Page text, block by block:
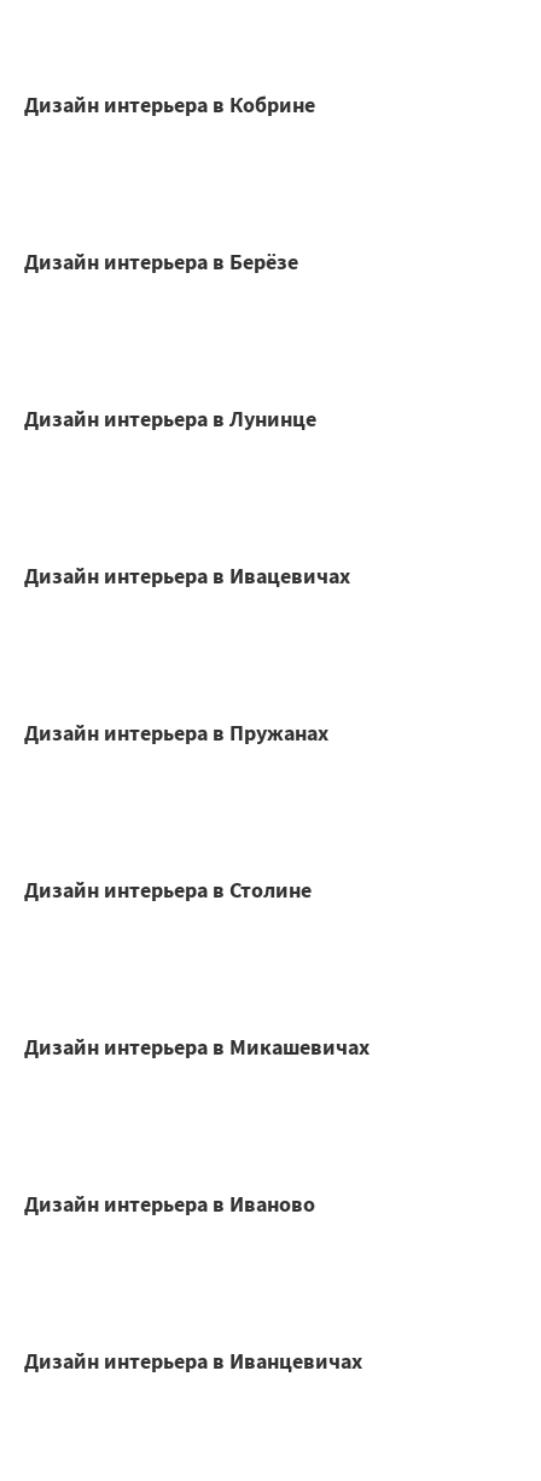
Дизайн интерьера в Кобрине
Дизайн интерьера в Берёзе
Дизайн интерьера в Лунинце
Дизайн интерьера в Ивацевичах
Дизайн интерьера в Пружанах
Дизайн интерьера в Столине
Дизайн интерьера в Микашевичах
Дизайн интерьера в Иваново
Дизайн интерьера в Иванцевичах